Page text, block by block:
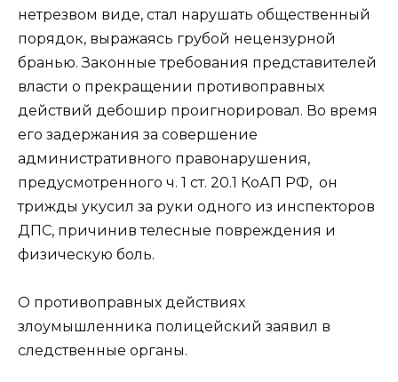
нетрезвом виде, стал нарушать общественный
порядок, выражаясь грубой нецензурной
бранью. Законные требования представителей
власти о прекращении противоправных
действий дебошир проигнорировал. Во время
его задержания за совершение
административного правонарушения,
предусмотренного ч. 1 ст. 20.1 КоАП РФ, он
трижды укусил за руки одного из инспекторов
ДПС, причинив телесные повреждения и
физическую боль.
О противоправных действиях
злоумышленника полицейский заявил в
следственные органы.